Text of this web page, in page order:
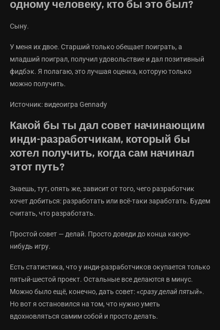
одному человеку, кто бы это был?
Сыну.
У меня их двое. Старший только обещает поиграть, а
младший поиграл, получил удовольствие и дал позитивный
фидбэк. Я полагаю, это лучшая оценка, которую только
можно получить.
Источник: видеоигра Gennady
Какой бы ты дал совет начинающим
инди-разработчикам, который бы
хотел получить, когда сам начинал
этот путь?
Знаешь, тут, опять же, зависит от того, чего разработчик
хочет добиться: разработать или всё-таки заработать. Будем
считать, что разработать.
Простой совет — делай. Просто доведи до конца какую-
нибудь игру.
Есть статистика, что у инди-разработчиков окупается только
пятый-шестой проект. Остальные все делаются в минус.
Можно было ещё, конечно, дать совет: «сразу делай пятый».
Но вот я остановился на том, что нужно уметь
вдохновляться самим собой и просто делать.